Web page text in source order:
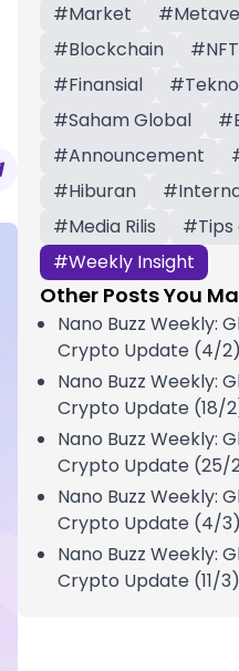
#Market #
#Blockchain #NFT
#Finansial #
#Saham Global #
#Announcement
#Hiburan #
#Media Rilis #
#Weekly Insight
Other Posts You
Nano Buzz Weekly:
Crypto Update (4/2)
Nano Buzz Weekly:
Crypto Update (18/
Nano Buzz Weekly:
Crypto Update (25/
Nano Buzz Weekly:
Crypto Update (4/3)
Nano Buzz Weekly:
Crypto Update (11/3)